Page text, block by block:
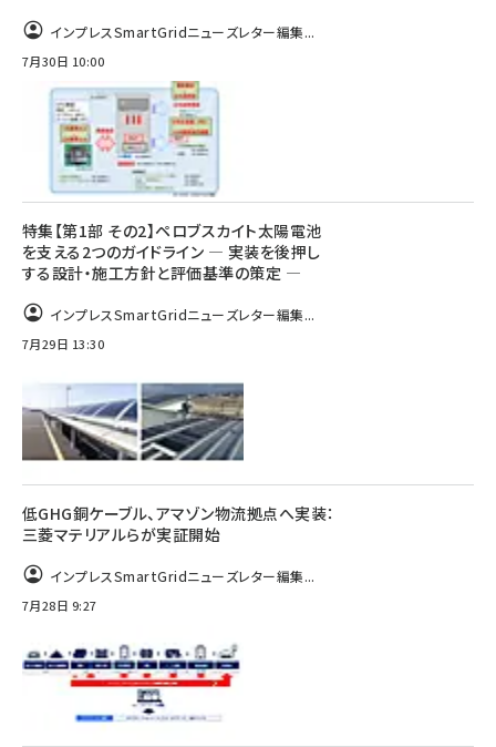
インプレスSmartGridニューズレター編集...
7月30日 10:00
特集【第1部 その2】ペロブスカイト太陽電池
を支える2つのガイドライン ― 実装を後押し
する設計・施工方針と評価基準の策定 ―
インプレスSmartGridニューズレター編集...
7月29日 13:30
低GHG銅ケーブル、アマゾン物流拠点へ実装：
三菱マテリアルらが実証開始
インプレスSmartGridニューズレター編集...
7月28日 9:27